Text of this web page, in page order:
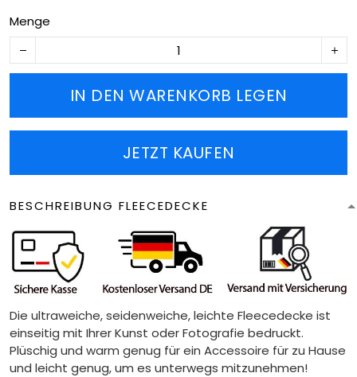
Menge
IN DEN WARENKORB LEGEN
JETZT KAUFEN
BESCHREIBUNG FLEECEDECKE
Die ultraweiche, seidenweiche, leichte Fleecedecke ist
einseitig mit Ihrer Kunst oder Fotografie bedruckt.
Plüschig und warm genug für ein Accessoire für zu Hause
und leicht genug, um es unterwegs mitzunehmen!